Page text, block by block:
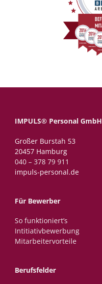
IMPULS® Personal GmbH
Großer Burstah 53
20457 Hamburg
040 – 378 79 911
impuls-personal.de
Für Bewerber
So funktioniert’s
Intitiativbewerbung
Mitarbeitervorteile
Berufsfelder